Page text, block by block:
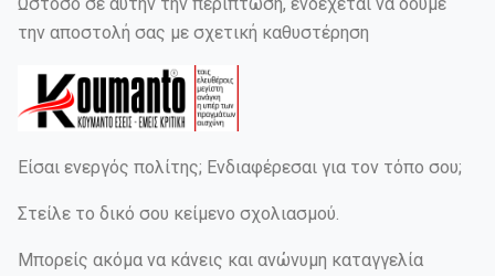
την αποστολή σας με σχετική καθυστέρηση
Είσαι ενεργός πολίτης; Ενδιαφέρεσαι για τον τόπο σου;
Στείλε το δικό σου κείμενο σχολιασμού.
Μπορείς ακόμα να κάνεις και ανώνυμη καταγγελία